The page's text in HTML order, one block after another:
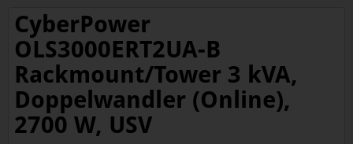
CyberPower
OLS3000ERT2UA-B
Rackmount/Tower 3 kVA,
Doppelwandler (Online),
2700 W, USV